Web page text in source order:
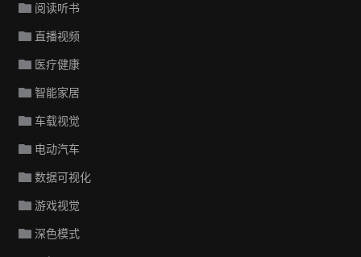
阅读听书
直播视频
医疗健康
智能家居
车载视觉
电动汽车
数据可视化
游戏视觉
深色模式